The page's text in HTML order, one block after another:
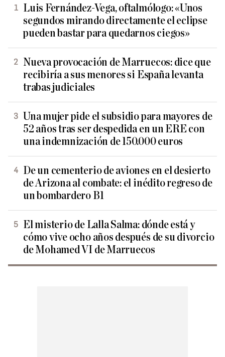
Luis Fernández-Vega, oftalmólogo: «Unos
segundos mirando directamente el eclipse
pueden bastar para quedarnos ciegos»
Nueva provocación de Marruecos: dice que
recibiría a sus menores si España levanta
trabas judiciales
Una mujer pide el subsidio para mayores de
52 años tras ser despedida en un ERE con
una indemnización de 150.000 euros
De un cementerio de aviones en el desierto
de Arizona al combate: el inédito regreso de
un bombardero B1
El misterio de Lalla Salma: dónde está y
cómo vive ocho años después de su divorcio
de Mohamed VI de Marruecos